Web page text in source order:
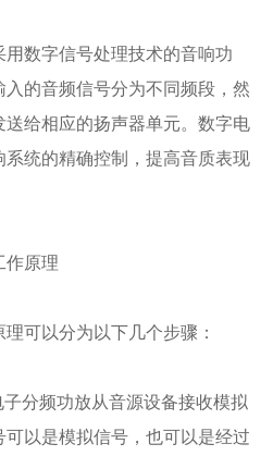
数字信号处理技术的音响功
的音频信号分为不同频段，然
给相应的扬声器单元。数字电
统的精确控制，提高音质表现
作原理
可以分为以下几个步骤：
分频功放从音源设备接收模拟
以是模拟信号，也可以是经过